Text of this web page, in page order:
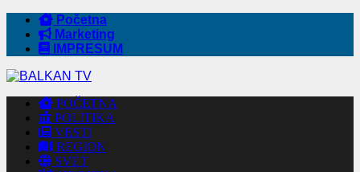
Početna
Marketing
IMPRESUM
POČETNA
POLITIKA
VESTI
REGION
SVET